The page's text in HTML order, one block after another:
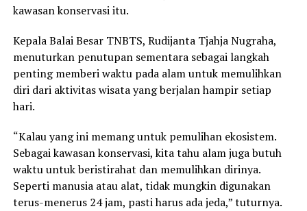
kawasan konservasi itu.
Kepala Balai Besar TNBTS, Rudijanta Tjahja Nugraha,
menuturkan penutupan sementara sebagai langkah
penting memberi waktu pada alam untuk memulihkan
diri dari aktivitas wisata yang berjalan hampir setiap
hari.
“Kalau yang ini memang untuk pemulihan ekosistem.
Sebagai kawasan konservasi, kita tahu alam juga butuh
waktu untuk beristirahat dan memulihkan dirinya.
Seperti manusia atau alat, tidak mungkin digunakan
terus-menerus 24 jam, pasti harus ada jeda,” tuturnya.